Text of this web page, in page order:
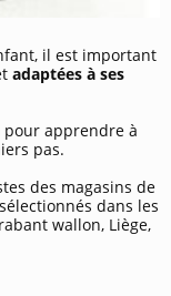
il est important
adaptées à ses
pour apprendre à
pas.
des magasins de
dans les
wallon, Liège,